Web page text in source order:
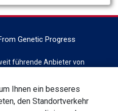
Ihnen ein besseres
den Standortverkehr
führende Anbieter von
von Genus plc